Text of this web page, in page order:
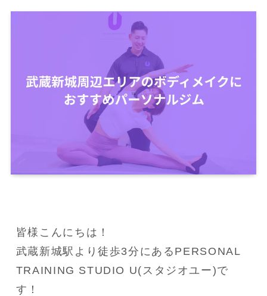
皆様こんにちは！
武蔵新城駅より徒歩3分にあるPERSONAL
TRAINING STUDIO U(スタジオユー)で
す！